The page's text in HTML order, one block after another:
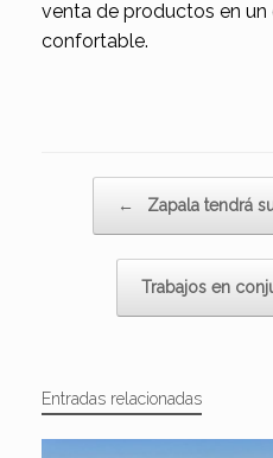
venta de productos en
confortable.
← Zapala tendrá
Trabajos en
Entradas relacionadas